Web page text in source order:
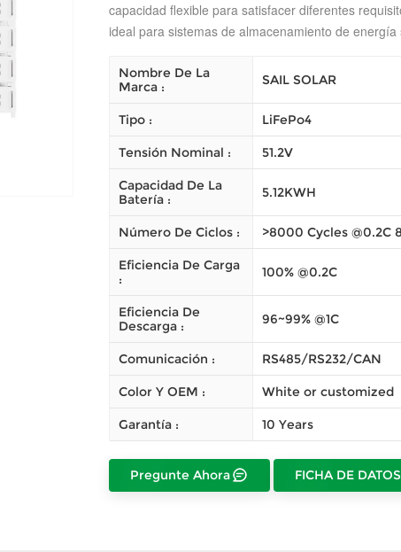
capacidad flexible para satisfacer diferentes
ideal para sistemas de almacenamiento de
Nombre De La
Marca :
SAIL SOLAR
Tipo : LiFePo4
Tensión Nominal : 51.2V
Capacidad De La
Batería :
5.12KWH
Número De Ciclos : >8000 Cycles @0.2C
Eficiencia De Carga
:
100% @0.2C
Eficiencia De
Descarga :
96~99% @1C
Comunicación : RS485/RS232/CAN
Color Y OEM : White or customized
Garantía : 10 Years
Pregunte Ahora FICHA DE DATOS